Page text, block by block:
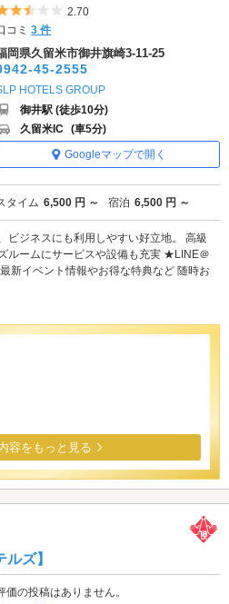
5つ星のうち2.5
2.70
コミ3 件
岡県久留米市御井旗崎3-11-25
45-2555
HOTELS GROUP
御井駅 (徒歩10分)
久留米IC (車5分)
Googleマップで開く
タイム 6,500 円 ～ 宿泊 6,500 円 ～
ビジネスにも利用しやすい好立地。 高級
ルームにサービスや設備も充実 ★LINE＠
新イベント情報やお得な特典など 随時お
容をもっと見る
ズ】
価の投稿はありません。